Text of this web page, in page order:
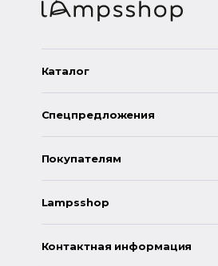
Каталог
Спецпредложения
Покупателям
Lampsshop
Контактная информация